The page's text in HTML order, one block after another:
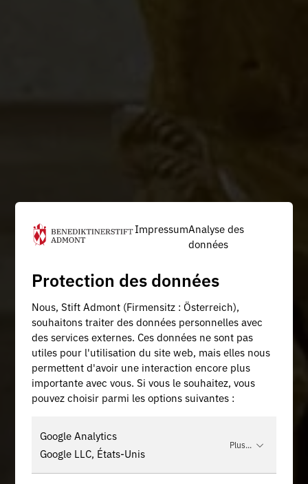
ImpressumAnalyse des
données
Protection des données
Nous, Stift Admont (Firmensitz : Österreich),
souhaitons traiter des données personnelles avec
des services externes. Ces données ne sont pas
utiles pour l'utilisation du site web, mais elles nous
permettent d'avoir une interaction encore plus
importante avec vous. Si vous le souhaitez, vous
pouvez choisir parmi les options suivantes :
Google Analytics
Google LLC, États-Unis
Plus...